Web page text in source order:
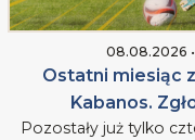
08.08.2026
Ostatni miesiąc
Kabanos.
Pozostały już tylko